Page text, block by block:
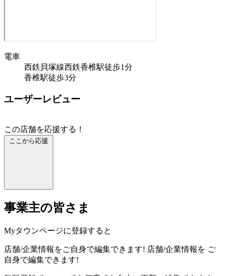
電車
西鉄貝塚線西鉄香椎駅徒歩1分
香椎駅徒歩3分
ユーザーレビュー
この店舗を応援する！
ここから応援
事業主の皆さま
Myタウンページに登録すると
店舗/企業情報をご自身で編集できます! 店舗/企業情報を ご
自身で編集できます!